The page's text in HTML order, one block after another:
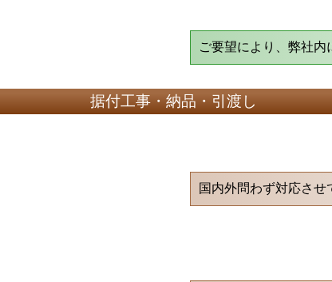
ご要望により、弊社内
据付工事・納品・引渡し
国内外問わず対応させ